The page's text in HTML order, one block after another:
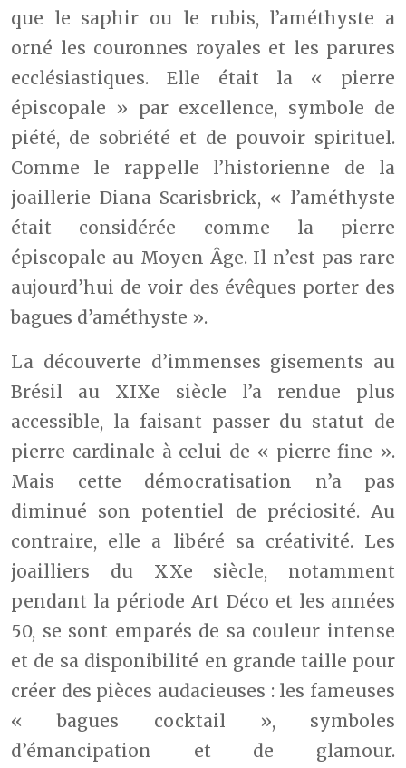
que le saphir ou le rubis, l’améthyste a
orné les couronnes royales et les parures
ecclésiastiques. Elle était la « pierre
épiscopale » par excellence, symbole de
piété, de sobriété et de pouvoir spirituel.
Comme le rappelle l’historienne de la
joaillerie Diana Scarisbrick, « l’améthyste
était considérée comme la pierre
épiscopale au Moyen Âge. Il n’est pas rare
aujourd’hui de voir des évêques porter des
bagues d’améthyste ».
La découverte d’immenses gisements au
Brésil au XIXe siècle l’a rendue plus
accessible, la faisant passer du statut de
pierre cardinale à celui de « pierre fine ».
Mais cette démocratisation n’a pas
diminué son potentiel de préciosité. Au
contraire, elle a libéré sa créativité. Les
joailliers du XXe siècle, notamment
pendant la période Art Déco et les années
50, se sont emparés de sa couleur intense
et de sa disponibilité en grande taille pour
créer des pièces audacieuses : les fameuses
« bagues cocktail », symboles
d’émancipation et de glamour.